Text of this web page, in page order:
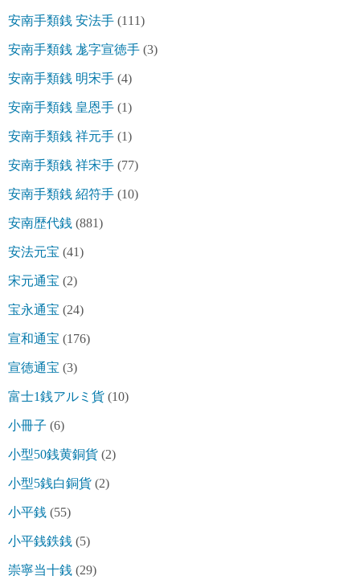
安南手類銭 安法手 (111)
安南手類銭 尨字宣徳手 (3)
安南手類銭 明宋手 (4)
安南手類銭 皇恩手 (1)
安南手類銭 祥元手 (1)
安南手類銭 祥宋手 (77)
安南手類銭 紹符手 (10)
安南歴代銭 (881)
安法元宝 (41)
宋元通宝 (2)
宝永通宝 (24)
宣和通宝 (176)
宣徳通宝 (3)
富士1銭アルミ貨 (10)
小冊子 (6)
小型50銭黄銅貨 (2)
小型5銭白銅貨 (2)
小平銭 (55)
小平銭鉄銭 (5)
崇寧当十銭 (29)